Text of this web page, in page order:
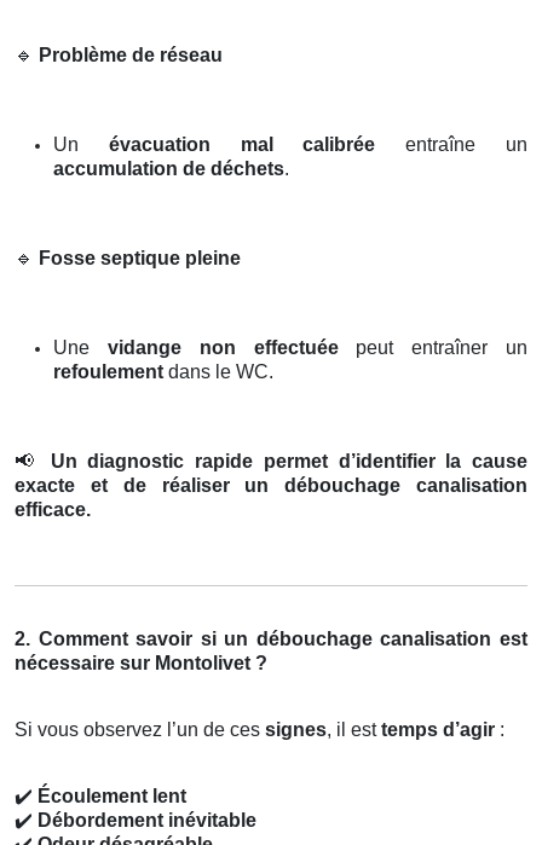
🔹 Problème de réseau
Un évacuation mal calibrée entraîne un
accumulation de déchets.
🔹 Fosse septique pleine
Une vidange non effectuéepeut entraîner un
refoulement dans le WC.
📢
Un diagnostic rapide permet d’identifier la cause
exacte et de réaliser un débouchage canalisation
efficace.
2. Comment savoir si un débouchage canalisation est
nécessaire sur Montolivet ?
Si vous observez l’un de ces signes, il esttemps d’agir :
✔️ Écoulement lent
✔️ Débordement inévitable